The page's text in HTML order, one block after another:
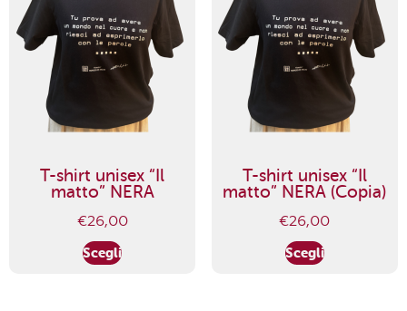
T-shirt unisex “Il
matto” NERA
€26,00
Scegli
T-shirt unisex “Il
matto” NERA (Copia)
€26,00
Scegli